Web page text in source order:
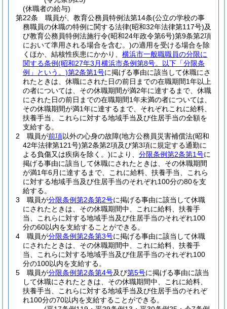
(休職者の給与)
第22条
職員が、教育公務員特例法第14条(公立の学校の事
務職員の休職の特例に関する法律(昭和32年法律第117号)及
び教育公務員特例法施行令(昭和24年政令第6号)第9条第2項
において準用される場合を含む。)の適用を受ける場合を除
くほか、結核性疾患にかかり、 横浜市一般職職員の分限に
関する条例(昭和27年3月横浜市条例第8号。以下「分限条
例」という。)第2条第1号に掲げる事由に該当して休職にさ
れたときは、休職にされた日の前日までの在職期間1年以上
の者については、その休職期間が満2年に達するまで、休職
にされた日の前日までの在職期間1年未満の者については、
その休職期間が満1年に達するまで、それぞれこれに給料、
扶養手当、これらに対する地域手当及び住居手当の全額を
支給する。
2
職員が前項以外の心身の故障(地方公務員災害補償法(昭和
42年法律第121号)第2条第2項及び第3項に規定する通勤に
よる負傷又は疾病を除く。)により、 分限条例第2条第1号に
掲げる事由に該当して休職にされたときは、その休職期間
が満1年6月に達するまで、これに給料、扶養手当、これら
に対する地域手当及び住居手当のそれぞれ100分の80を支
給する。
3
職員が分限条例第2条第2号に掲げる事由に該当して休職
にされたときは、その休職期間中、これに給料、扶養手
当、これらに対する地域手当及び住居手当のそれぞれ100
分の60以内を支給することができる。
4
職員が分限条例第2条第3号に掲げる事由に該当して休職
にされたときは、その休職期間中、これに給料、扶養手
当、これらに対する地域手当及び住居手当のそれぞれ100
分の100以内を支給する。
5
職員が分限条例第2条第4号及び第5号に掲げる事由に該当
して休職にされたときは、その休職期間中、これに給料、
扶養手当、これらに対する地域手当及び住居手当のそれぞ
れ100分の70以内を支給することができる。